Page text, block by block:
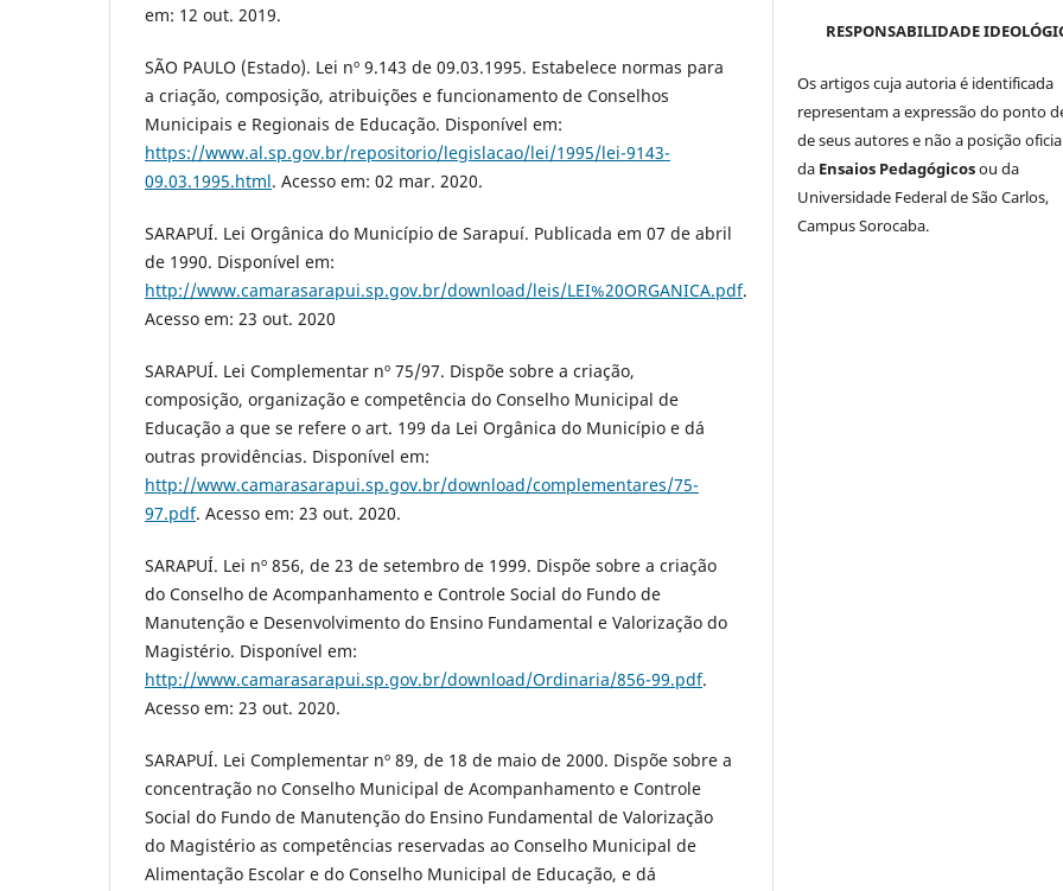
em: 12 out. 2019.
SÃO PAULO (Estado). Lei nº 9.143 de 09.03.1995. Estabelece normas para
a criação, composição, atribuições e funcionamento de Conselhos
Municipais e Regionais de Educação. Disponível em:
https://www.al.sp.gov.br/repositorio/legislacao/lei/1995/lei-9143-
09.03.1995.html. Acesso em: 02 mar. 2020.
SARAPUÍ. Lei Orgânica do Município de Sarapuí. Publicada em 07 de abril
de 1990. Disponível em:
http://www.camarasarapui.sp.gov.br/download/leis/LEI%20ORGANICA.pdf.
Acesso em: 23 out. 2020
SARAPUÍ. Lei Complementar nº 75/97. Dispõe sobre a criação,
composição, organização e competência do Conselho Municipal de
Educação a que se refere o art. 199 da Lei Orgânica do Município e dá
outras providências. Disponível em:
http://www.camarasarapui.sp.gov.br/download/complementares/75-
97.pdf. Acesso em: 23 out. 2020.
SARAPUÍ. Lei nº 856, de 23 de setembro de 1999. Dispõe sobre a criação
do Conselho de Acompanhamento e Controle Social do Fundo de
Manutenção e Desenvolvimento do Ensino Fundamental e Valorização do
Magistério. Disponível em:
http://www.camarasarapui.sp.gov.br/download/Ordinaria/856-99.pdf.
Acesso em: 23 out. 2020.
SARAPUÍ. Lei Complementar nº 89, de 18 de maio de 2000. Dispõe sobre a
concentração no Conselho Municipal de Acompanhamento e Controle
Social do Fundo de Manutenção do Ensino Fundamental de Valorização
do Magistério as competências reservadas ao Conselho Municipal de
Alimentação Escolar e do Conselho Municipal de Educação, e dá
RESPONSABILIDADE
Os artigos cuja autoria é identificada
representam a expressão do ponto
de seus autores e não a posição
da Ensaios Pedagógicosou da
Universidade Federal de São Carlos,
Campus Sorocaba.